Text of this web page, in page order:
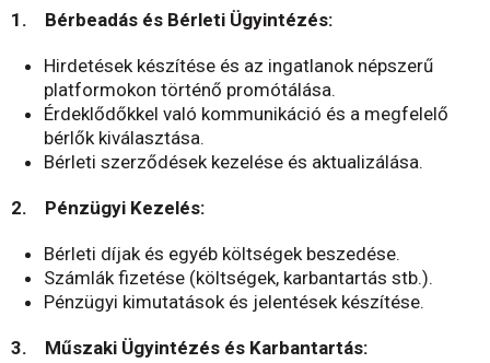
1. Bérbeadás és Bérleti Ügyintézés:
Hirdetések készítése és az ingatlanok népszerű
platformokon történő promótálása.
Érdeklődőkkel való kommunikáció és a megfelelő
bérlők kiválasztása.
Bérleti szerződések kezelése és aktualizálása.
2. Pénzügyi Kezelés:
Bérleti díjak és egyéb költségek beszedése.
Számlák fizetése (költségek, karbantartás stb.).
Pénzügyi kimutatások és jelentések készítése.
3. Műszaki Ügyintézés és Karbantartás: